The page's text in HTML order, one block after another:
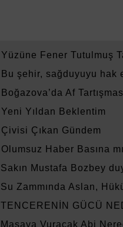
Yüzüne Fener Tutulmuş
Bu şehir, sağduyuyu hak
Boğazova’da Af
Yeni Yıldan Beklentim
Çivisi Çıkan Gündem
Olumsuz Haber Basına
Sakın Mustafa Bozbey
Su Zammında Aslan,
TENCERENİN GÜCÜ
Masaya Vuracak Abi